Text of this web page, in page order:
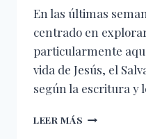
En las últimas
centrado en
particularmente
vida de Jesús, el
según la escritura y
LEER MÁS REFLEXIÓN